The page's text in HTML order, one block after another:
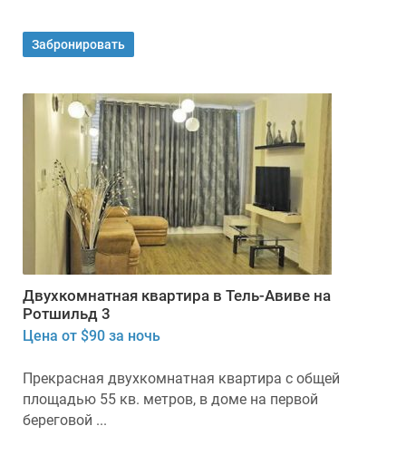
Забронировать
Двухкомнатная квартира в Тель-Авиве на
Ротшильд 3
Цена от $90 за ночь
Прекрасная двухкомнатная квартира с общей
площадью 55 кв. метров, в доме на первой
береговой ...